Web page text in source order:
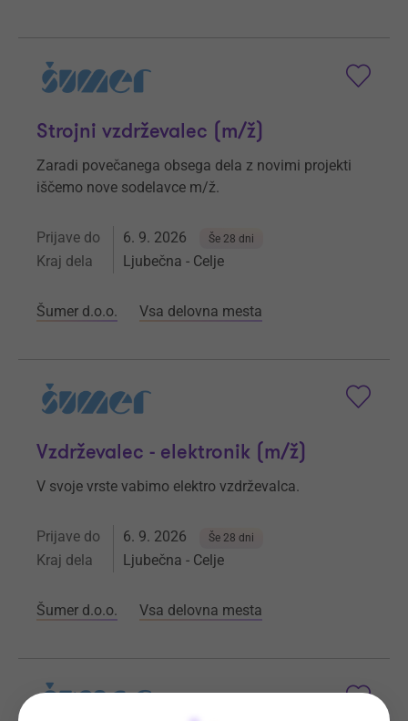
Strojni vzdrževalec (m/ž)
Zaradi povečanega obsega dela z novimi projekti
iščemo nove sodelavce m/ž.
Prijave do 6. 9. 2026 Še 28 dni
Kraj dela Ljubečna - Celje
Šumer d.o.o. Vsa delovna mesta
Vzdrževalec - elektronik (m/ž)
V svoje vrste vabimo elektro vzdrževalca.
Prijave do 6. 9. 2026 Še 28 dni
Kraj dela Ljubečna - Celje
Šumer d.o.o. Vsa delovna mesta